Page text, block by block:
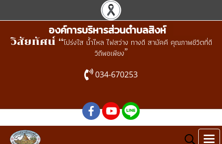
องค์การบริหารส่วนตำบลสิงห์
วิสัยทัศน์ “โปร่งใส น้ำไหล ไฟสว่าง ทางดี สามัคคี คุณภาพชีวิตที่ดี
วิถีพอเพียง”
034-670253